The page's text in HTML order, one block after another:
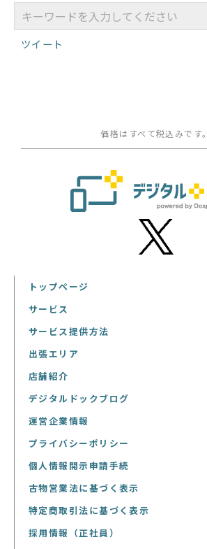
ツイート
価格はすべて税込みです。
トップページ
サービス
サービス提供方法
出張エリア
店舗紹介
デジタルドックブログ
運営企業情報
プライバシーポリシー
個人情報開示申請手続
古物営業法に基づく表示
特定商取引法に基づく表示
採用情報（正社員）